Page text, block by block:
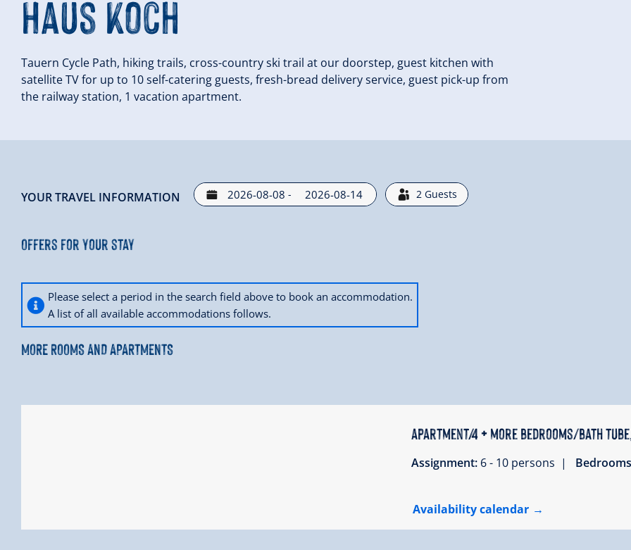
Haus Koch
Tauern Cycle Path, hiking trails, cross-country ski trail at our doorstep, guest kitchen with
satellite TV for up to 10 self-catering guests, fresh-bread delivery service, guest pick-up from
the railway station, 1 vacation apartment.
YOUR TRAVEL INFORMATION - 2 Guests
Offers for your stay
Please select a period in the search field above to book an accommodation.
A list of all available accommodations follows.
MORE ROOMS AND APARTMENTS
apartment/4 + more bedrooms/bath
Assignment: 6 - 10 persons |
Availability calendar